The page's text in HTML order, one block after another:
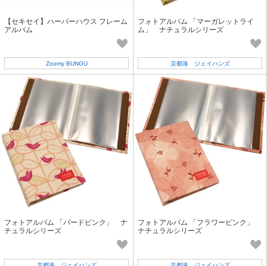
【セキセイ】ハーパーハウス フレーム
アルバム
Zoomy BUNGU
フォトアルバム 「マーガレットライ
ム」 ナチュラルシリーズ
京都洛 ジェイハンズ
フォトアルバム 「バードピンク」 ナ
チュラルシリーズ
フォトアルバム 「フラワーピンク」
ナチュラルシリーズ